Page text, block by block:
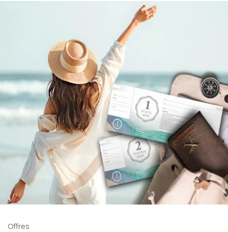
Offres